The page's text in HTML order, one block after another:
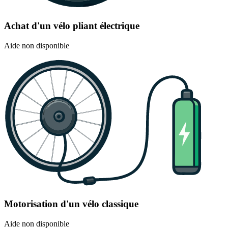
Achat d'un vélo pliant électrique
Aide non disponible
Motorisation d'un vélo classique
Aide non disponible